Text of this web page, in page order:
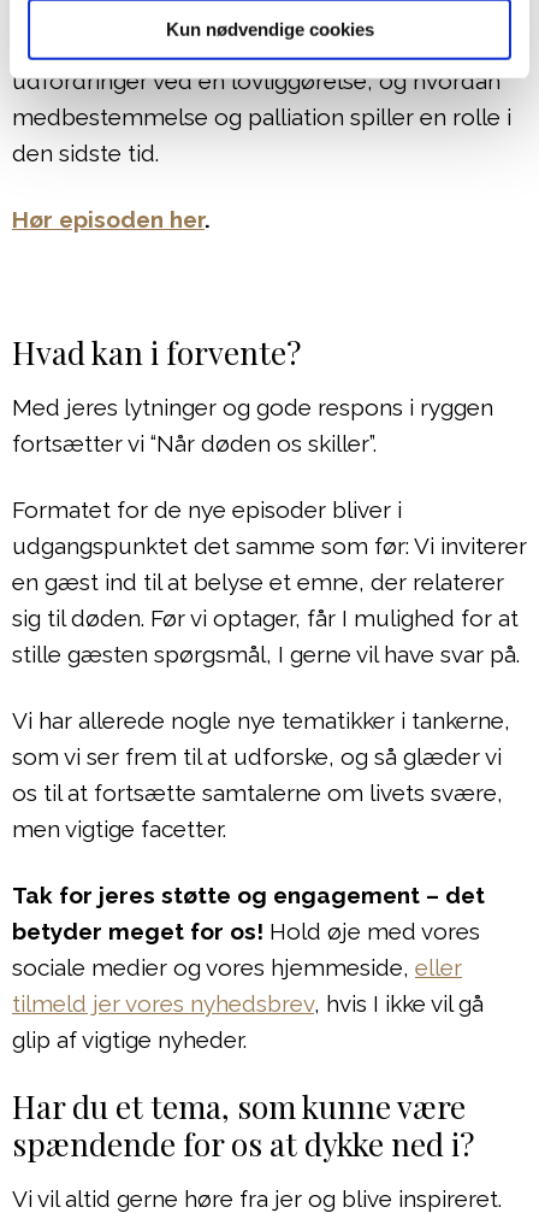
Kun nødvendige cookies
kommer til syge og døende. Han diskuterer,
hvad aktiv dødshjælp indebærer, de etiske
udfordringer ved en lovliggørelse, og hvordan
medbestemmelse og palliation spiller en rolle i
den sidste tid.
Hør episoden her.
Hvad kan i forvente?
Med jeres lytninger og gode respons i ryggen
fortsætter vi “Når døden os skiller”.
Formatet for de nye episoder bliver i
udgangspunktet det samme som før: Vi inviterer
en gæst ind til at belyse et emne, der relaterer
sig til døden. Før vi optager, får I mulighed for at
stille gæsten spørgsmål, I gerne vil have svar på.
Vi har allerede nogle nye tematikker i tankerne,
som vi ser frem til at udforske, og så glæder vi
os til at fortsætte samtalerne om livets svære,
men vigtige facetter.
Tak for jeres støtte og engagement – det
betyder meget for os! Hold øje med vores
sociale medier og vores hjemmeside, eller
tilmeld jer vores nyhedsbrev, hvis I ikke vil gå
glip af vigtige nyheder.
Har du et tema, som kunne være
spændende for os at dykke ned i?
Vi vil altid gerne høre fra jer og blive inspireret.